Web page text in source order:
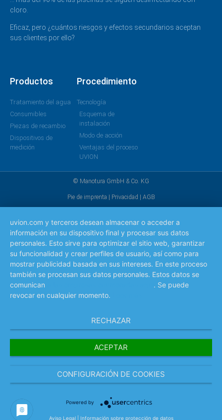
cloro.
Eficaz, pero ¿cuántos riesgos y efectos secundarios aceptan
sus clientes por ello?
Productos
Tratamiento del agua
Consumibles
Piezas de recambio
Dispositivos de
medición
Procedimiento
Tecnología
Esquema de
instalación
Modo de acción
Ventajas del proceso
UVION
© Manotura GmbH & Co. KG
Pie de imprenta | Privacidad | AGB
uvion.com y terceros desean almacenar o acceder a
información en su dispositivo final y procesar sus datos
personales. Esto sirve para optimizar el sitio web, garantizar
su funcionalidad y crear perfiles de usuario, así como para
mostrar publicidad basada en sus intereses. En este proceso
también se procesan sus datos personales. Estos datos se
comunican
. Se puede
revocar en cualquier momento.
RECHAZAR
ACEPTAR
CONFIGURACIÓN DE COOKIES
Powered by
Aviso Legal Información sobre protección de datos